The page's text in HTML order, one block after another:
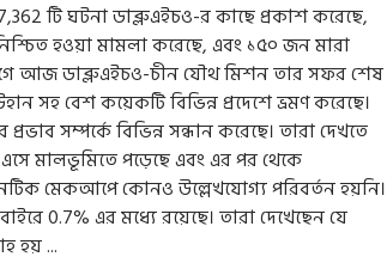
টি ঘটনা ডাব্লুএইচও-র কাছে প্রকাশ করেছে,
হওয়া মামলা করেছে, এবং ১৫০ জন মারা
আগে আজ ডাব্লুএইচও-চীন যৌথ মিশন তার সফর শেষ
সহ বেশ কয়েকটি বিভিন্ন প্রদেশে ভ্রমণ করেছে।
সম্পর্কে বিভিন্ন সন্ধান করেছে। তারা দেখতে
এসে মালভূমিতে পড়েছে এবং এর পর থেকে
মেকআপে কোনও উল্লেখযোগ্য পরিবর্তন হয়নি।
0.7% এর মধ্যে রয়েছে। তারা দেখেছেন যে
হয় ...